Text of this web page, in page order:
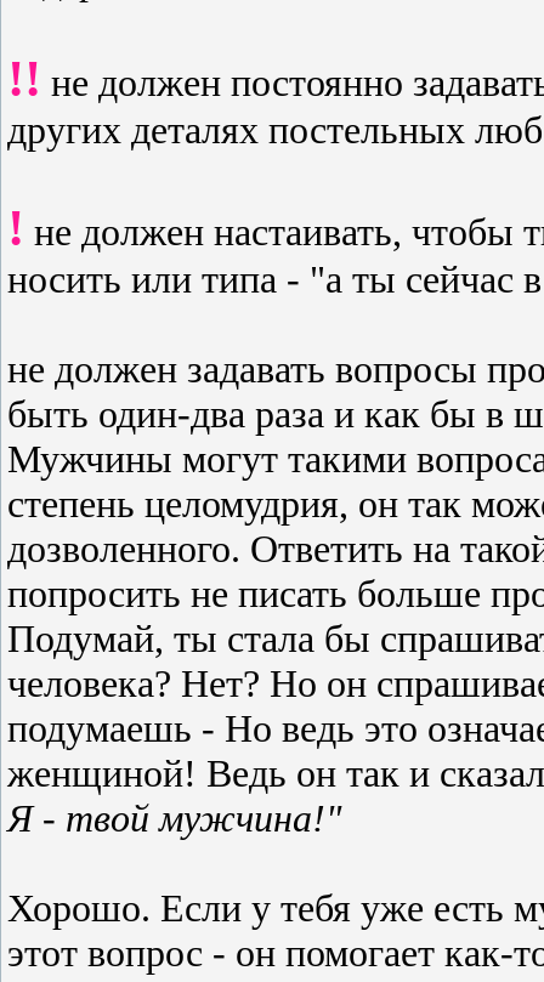
!! не должен постоянно
других деталях постельных
! не должен настаивать, чтобы
носить или типа - "а ты сейчас
не должен задавать вопросы
быть один-два раза и как бы в
Мужчины могут такими
степень целомудрия, он так
дозволенного. Ответить на
попросить не писать больше
Подумай, ты стала бы
человека? Нет? Но он
подумаешь - Но ведь это
женщиной! Ведь он так и
Я - твой мужчина!"
Хорошо. Если у тебя уже есть
этот вопрос - он помогает как-